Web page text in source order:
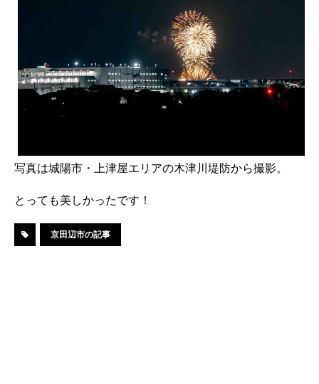
写真は城陽市・上津屋エリアの木津川堤防から撮影。
とっても美しかったです！
京田辺市の記事